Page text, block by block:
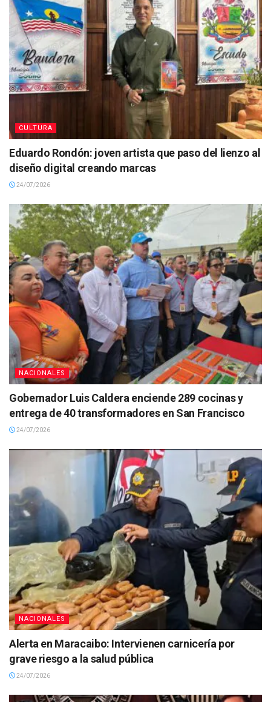
CULTURA
Eduardo Rondón: joven artista que paso del lienzo al
diseño digital creando marcas
24/07/2026
NACIONALES
Gobernador Luis Caldera enciende 289 cocinas y
entrega de 40 transformadores en San Francisco
24/07/2026
NACIONALES
Alerta en Maracaibo: Intervienen carnicería por
grave riesgo a la salud pública
24/07/2026